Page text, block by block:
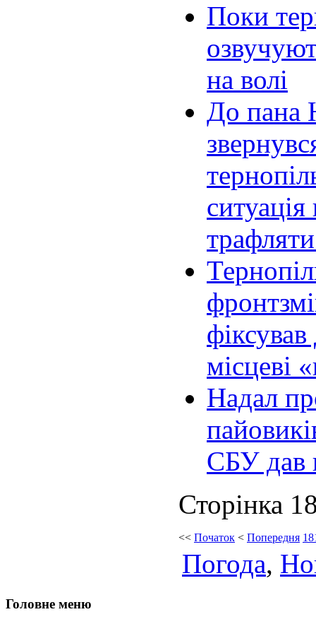
Поки
на волі
До пана
ситуація
місцеві
Надал
СБУ дав
Сторінка
<< Початок < Попередня
Погода,
Головне меню